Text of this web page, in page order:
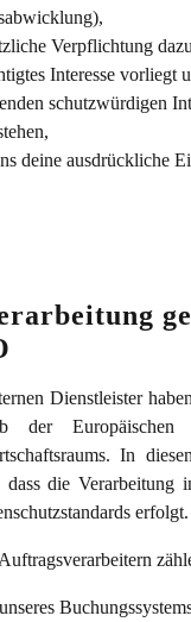
Verpflichtung
Interesse vorliegt
schutzwürdigen
deine ausdrückliche
Dienstleister
der
In
dass die Verarbeitung
erfolgt.